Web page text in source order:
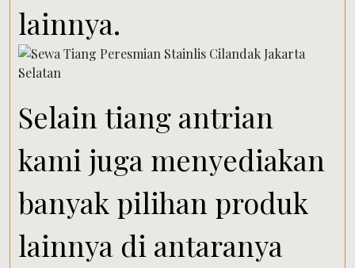
lainnya.
Selain tiang antrian
kami juga menyediakan
banyak pilihan produk
lainnya di antaranya